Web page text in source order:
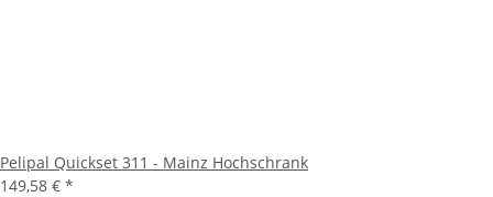
Pelipal Quickset 311 - Mainz Hochschrank
149,58 € *